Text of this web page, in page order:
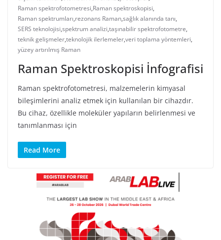
Raman spektrofotometresi,Raman spektroskopisi,
Raman spektrumları,rezonans Raman,sağlık alanında tanı,
SERS teknolojisi,spektrum analizi,taşınabilir spektrofotometre,
teknik gelişmeler,teknolojik ilerlemeler,veri toplama yöntemleri,
yüzey artırılmış Raman
Raman Spektroskopisi İnfografisi
Raman spektrofotometresi, malzemelerin kimyasal
bileşimlerini analiz etmek için kullanılan bir cihazdır.
Bu cihaz, özellikle moleküler yapıların belirlenmesi ve
tanımlanması için
Read More